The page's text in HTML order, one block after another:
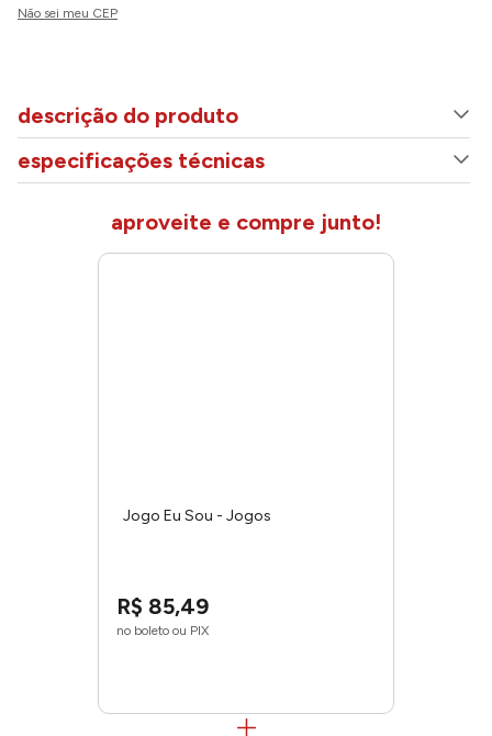
Não sei meu CEP
descrição do produto
especificações técnicas
aproveite e compre junto!
Jogo Eu Sou - Jogos
R$ 85,49
no boleto ou PIX